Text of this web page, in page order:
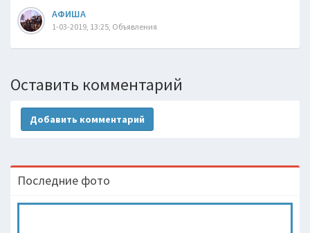
АФИША
1-03-2019, 13:25, Объявления
Оставить комментарий
Добавить комментарий
Последние фото